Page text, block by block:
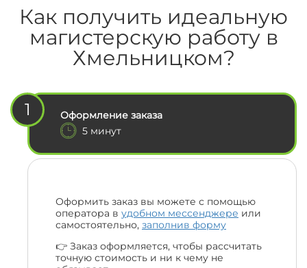
Как получить идеальную
магистерскую работу в
Хмельницком?
1
Оформление заказа
5 минут
Оформить заказ вы можете с помощью
оператора в удобном мессенджере или
самостоятельно, заполнив форму
👉 Заказ оформляется, чтобы рассчитать
точную стоимость и ни к чему не